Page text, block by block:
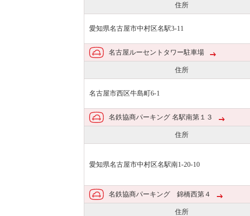
住所
愛知県名古屋市中村区名駅3-11
名古屋ルーセントタワー駐車場
住所
名古屋市西区牛島町6-1
名鉄協商パーキング 名駅南第１３
住所
愛知県名古屋市中村区名駅南1-20-10
名鉄協商パーキング 錦橋西第４
住所